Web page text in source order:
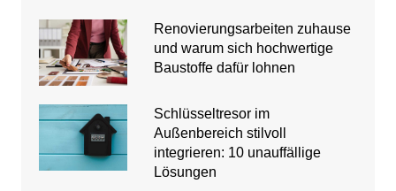
Renovierungsarbeiten zuhause
und warum sich hochwertige
Baustoffe dafür lohnen
Schlüsseltresor im
Außenbereich stilvoll
integrieren: 10 unauffällige
Lösungen